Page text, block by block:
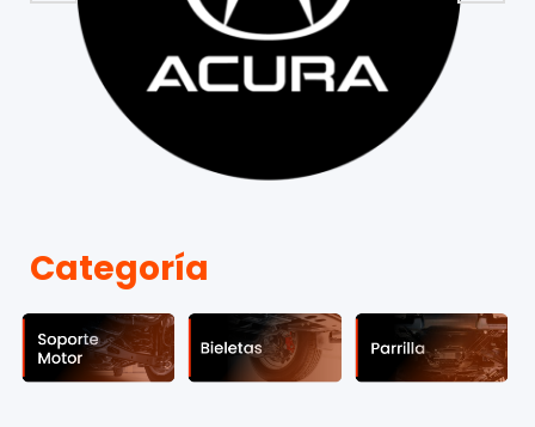
Categoría